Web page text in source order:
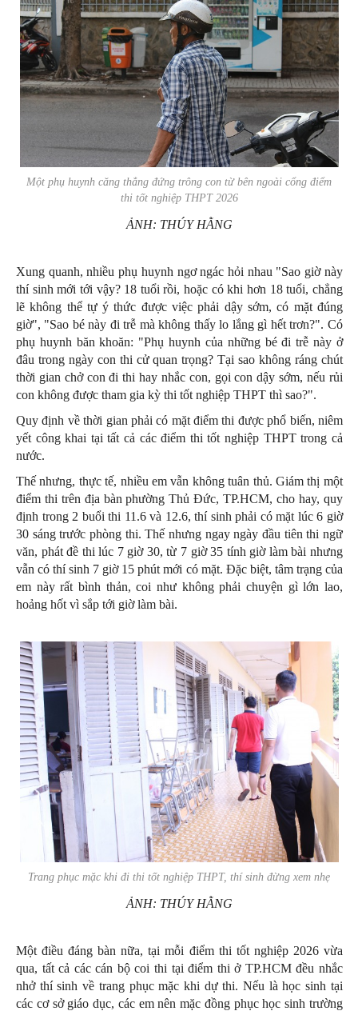
Một phụ huynh căng thẳng đứng trông con từ bên ngoài cổng điểm
thi tốt nghiệp THPT 2026
ẢNH: THÚY HẰNG
Xung quanh, nhiều phụ huynh ngơ ngác hỏi nhau "Sao giờ này
thí sinh mới tới vậy? 18 tuổi rồi, hoặc có khi hơn 18 tuổi, chẳng
lẽ không thể tự ý thức được việc phải dậy sớm, có mặt đúng
giờ", "Sao bé này đi trễ mà không thấy lo lắng gì hết trơn?". Có
phụ huynh băn khoăn: "Phụ huynh của những bé đi trễ này ở
đâu trong ngày con thi cử quan trọng? Tại sao không ráng chút
thời gian chở con đi thi hay nhắc con, gọi con dậy sớm, nếu rủi
con không được tham gia kỳ thi tốt nghiệp THPT thì sao?".
Quy định về thời gian phải có mặt điểm thi được phổ biến, niêm
yết công khai tại tất cả các điểm thi tốt nghiệp THPT trong cả
nước.
Thế nhưng, thực tế, nhiều em vẫn không tuân thủ. Giám thị một
điểm thi trên địa bàn phường Thủ Đức, TP.HCM, cho hay, quy
định trong 2 buổi thi 11.6 và 12.6, thí sinh phải có mặt lúc 6 giờ
30 sáng trước phòng thi. Thế nhưng ngay ngày đầu tiên thi ngữ
văn, phát đề thi lúc 7 giờ 30, từ 7 giờ 35 tính giờ làm bài nhưng
vẫn có thí sinh 7 giờ 15 phút mới có mặt. Đặc biệt, tâm trạng của
em này rất bình thản, coi như không phải chuyện gì lớn lao,
hoảng hốt vì sắp tới giờ làm bài.
Trang phục mặc khi đi thi tốt nghiệp THPT, thí sinh đừng xem nhẹ
ẢNH: THÚY HẰNG
Một điều đáng bàn nữa, tại mỗi điểm thi tốt nghiệp 2026 vừa
qua, tất cả các cán bộ coi thi tại điểm thi ở TP.HCM đều nhắc
nhở thí sinh về trang phục mặc khi dự thi. Nếu là học sinh tại
các cơ sở giáo dục, các em nên mặc đồng phục học sinh trường